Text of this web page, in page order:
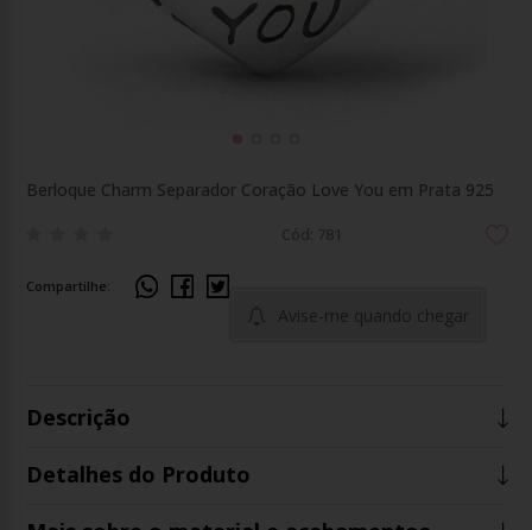
Berloque Charm Separador Coração Love You em Prata 925
Cód: 781
Avise-me quando chegar
Compartilhe:
Descrição
Detalhes do Produto